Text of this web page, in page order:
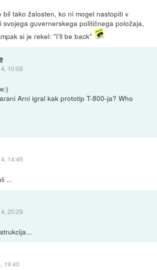
bil tako žalosten, ko ni mogel nastopiti v
svojega guvernerskega političnega položaja,
si je rekel: "I’ll be back"
10:08
Arni igral kak prototip T-800-ja? Who
14:46
...
20:29
19:40